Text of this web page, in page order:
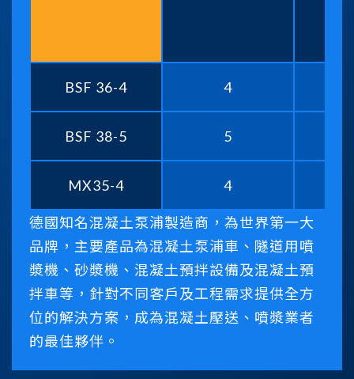
BSF 36-4 4
BSF 38-5 5
MX35-4 4
德國知名混凝土泵浦製造商，為世界第一大
品牌，主要產品為混凝土泵浦車、隧道用噴
漿機、砂漿機、混凝土預拌設備及混凝土預
拌車等，針對不同客戶及工程需求提供全方
位的解決方案，成為混凝土壓送、噴漿業者
的最佳夥伴。